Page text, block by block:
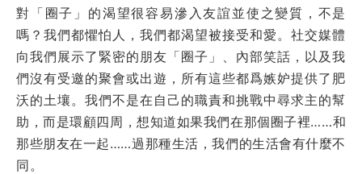
對「圈子」的渴望很容易滲入友誼並使之變質，不是
嗎？我們都懼怕人，我們都渴望被接受和愛。社交媒體
向我們展示了緊密的朋友「圈子」、內部笑話，以及我
們沒有受邀的聚會或出遊，所有這些都爲嫉妒提供了肥
沃的土壤。我們不是在自己的職責和挑戰中尋求主的幫
助，而是環顧四周，想知道如果我們在那個圈子裡……和
那些朋友在一起……過那種生活，我們的生活會有什麼不
同。